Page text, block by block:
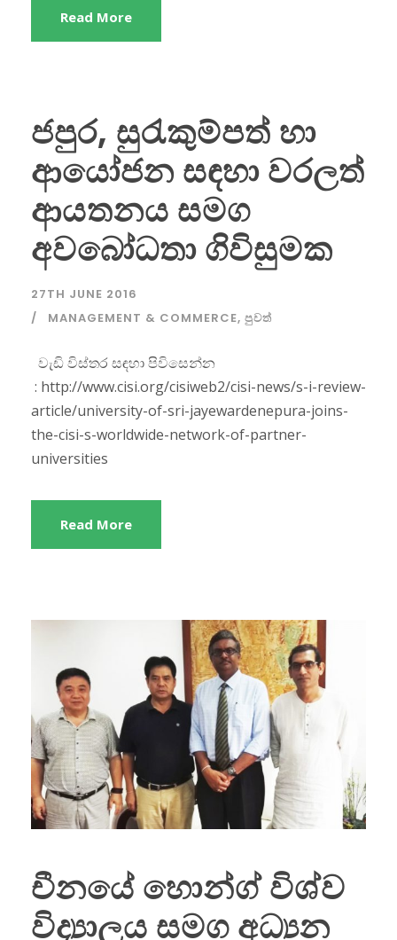
Read More
ජපුර, සුරැකුම්පත් හා
ආයෝජන සඳහා වරලත්
ආයතනය සමග
අවබෝධතා ගිවිසුමක
27TH JUNE 2016
MANAGEMENT & COMMERCE, පුවත්
වැඩි විස්තර සඳහා පිවිසෙන්න
: http://www.cisi.org/cisiweb2/cisi-news/s-i-review-
article/university-of-sri-jayewardenepura-joins-
the-cisi-s-worldwide-network-of-partner-
universities
Read More
චීනයේ හොන්ග් විශ්ව
විද්‍යාලය සමග අධ්‍යන